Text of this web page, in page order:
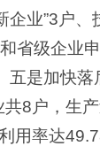
业”3户
省级企业
是加快
8户，生
用率达